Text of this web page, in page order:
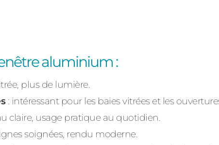
Fenêtre coulissante
Fenêtre basculante
Fenêtre à soufflet
Fenêtre à la française
aluminium :
plus de lumière.
: intéressant pour les baies vitrées et les
claire, usage pratique au quotidien.
soignées, rendu moderne.